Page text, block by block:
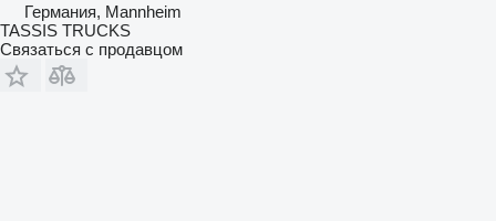
Германия, Mannheim
TASSIS TRUCKS
Связаться с продавцом